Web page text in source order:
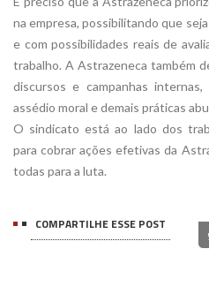
na empresa, possibilitando que
e com possibilidades reais de
trabalho. A Astrazeneca também
discursos e campanhas
assédio moral e demais práticas
O sindicato está ao lado dos
para cobrar ações efetivas da
todas para a luta.
COMPARTILHE ESSE POST